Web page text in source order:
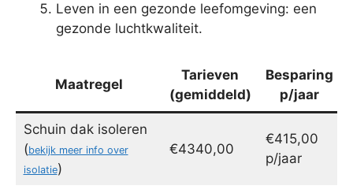
Leven in een gezonde leefomgeving: een
gezonde luchtkwaliteit.
Maatregel
Tarieven
(gemiddeld)
Besparing
p/jaar
Schuin dak isoleren
(bekijk meer info over
isolatie)
€4340,00
€415,00
p/jaar